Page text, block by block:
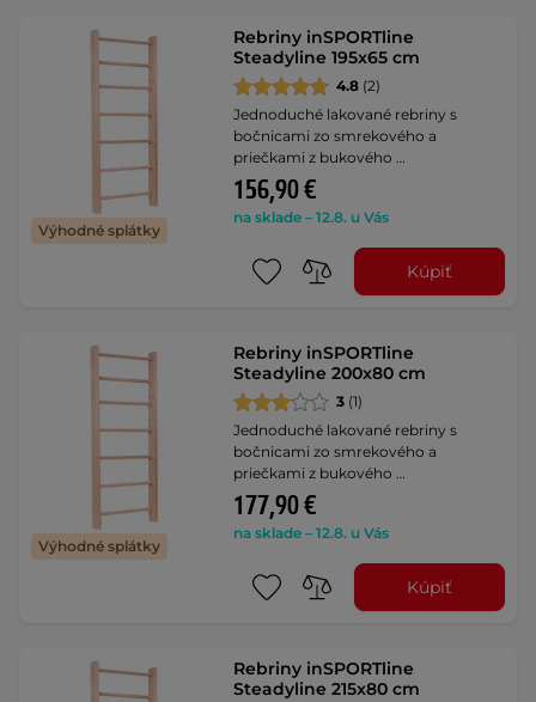
Výhodné splátky
Rebriny inSPORTline
Steadyline 195x65 cm
4.8 (2)
Jednoduché lakované rebriny s
bočnicami zo smrekového a
priečkami z bukového …
156,90 €
na sklade – 12.8. u Vás
Kúpiť
Výhodné splátky
Rebriny inSPORTline
Steadyline 200x80 cm
3 (1)
Jednoduché lakované rebriny s
bočnicami zo smrekového a
priečkami z bukového …
177,90 €
na sklade – 12.8. u Vás
Kúpiť
Rebriny inSPORTline
Steadyline 215x80 cm